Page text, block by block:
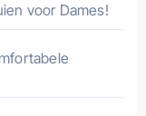
voor Dames!